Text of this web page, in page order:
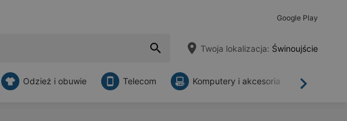
Google Play
Twoja lokalizacja: Świnoujście
Dalej
Odzież i obuwie Telecom Komputery i akcesoria